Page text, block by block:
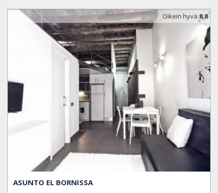
Oikein hyvä8,8
ASUNTO EL BORNISSA